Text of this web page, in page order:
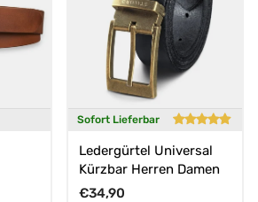
Sofort Lieferbar
Ledergürtel Universal
Kürzbar Herren Damen
Normaler Preis
€34,90